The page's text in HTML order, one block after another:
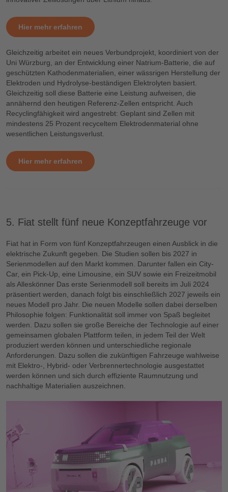
Hier mehr erfahren
Gleichzeitig arbeitet ein neues Verbundprojekt, koordiniert von der
Uni Würzburg, an der Entwicklung einer Natrium-Batterie, die auf
geschützten Kathodenmaterialien, einer wässrigen Herstellung der
Elektroden und Hydrolyse-beständigen Elektrolyten basiert.
Gleichzeitig soll diese Batterie eine Leistung aufweisen, die
annähernd den heutigen Referenz-Zellen entspricht. Auch
Recyclingfähigkeit wird angestrebt: Geplant sind Zellen mit
mindestens 25 Prozent recyceltem Elektrodenmaterial ohne
wesentlichen Leistungsverlust.
Hier mehr erfahren
5. Fiat stellt fünf neue Konzeptfahrzeuge vor
Fiat hat in Form von fünf Konzeptfahrzeugen einen Ausblick in die
elektrische Zukunft gegeben. Die Studien sollen bis 2027 in
Serienmodellen auf den Markt kommen. Darunter fallen ein City-
Car, ein Pick-Up, eine Limousine, ein SUV sowie ein Freizeitmobil
als Alleskönner Das erste Serienmodell soll bereits im Juli 2024
präsentiert werden, danach folgt bis einschließlich 2027 jeweils ein
neues Modell pro Jahr. Die neuen Modelle sollen dabei derselben
Philosophie folgen: Funktionalität soll immer von Spaß begleitet
werden. Dazu sollen sie große Bereiche der Technologie auf einer
gemeinsamen globalen Plattform teilen, in jedem Teil der Welt
produziert werden können und unterschiedliche regionale
Anforderungen. Dazu sollen die zukünftigen Fahrzeuge wahlweise
mit Elektro-, Hybrid- oder Verbrennertechnologie ausgestattet
werden können und sich durch effiziente Raumnutzung und
nachhaltige Materialien auszeichnen.